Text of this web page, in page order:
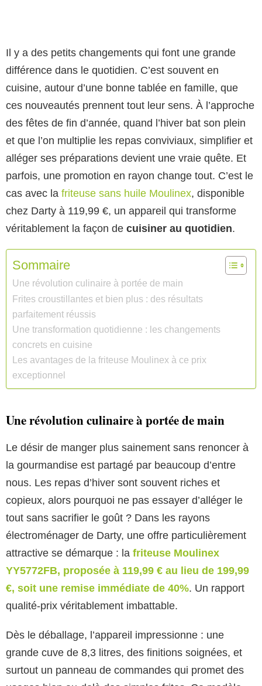
Il y a des petits changements qui font une grande
différence dans le quotidien. C’est souvent en
cuisine, autour d’une bonne tablée en famille, que
ces nouveautés prennent tout leur sens. À l’approche
des fêtes de fin d’année, quand l’hiver bat son plein
et que l’on multiplie les repas conviviaux, simplifier et
alléger ses préparations devient une vraie quête. Et
parfois, une promotion en rayon change tout. C’est le
cas avec la friteuse sans huile Moulinex, disponible
chez Darty à 119,99 €, un appareil qui transforme
véritablement la façon de cuisiner au quotidien.
Sommaire
Une révolution culinaire à portée de main
Frites croustillantes et bien plus : des résultats
parfaitement réussis
Une transformation quotidienne : les changements
concrets en cuisine
Les avantages de la friteuse Moulinex à ce prix
exceptionnel
Une révolution culinaire à portée de main
Le désir de manger plus sainement sans renoncer à
la gourmandise est partagé par beaucoup d’entre
nous. Les repas d’hiver sont souvent riches et
copieux, alors pourquoi ne pas essayer d’alléger le
tout sans sacrifier le goût ? Dans les rayons
électroménager de Darty, une offre particulièrement
attractive se démarque : la friteuse Moulinex
YY5772FB, proposée à 119,99 € au lieu de 199,99
€, soit une remise immédiate de 40%. Un rapport
qualité-prix véritablement imbattable.
Dès le déballage, l’appareil impressionne : une
grande cuve de 8,3 litres, des finitions soignées, et
surtout un panneau de commandes qui promet des